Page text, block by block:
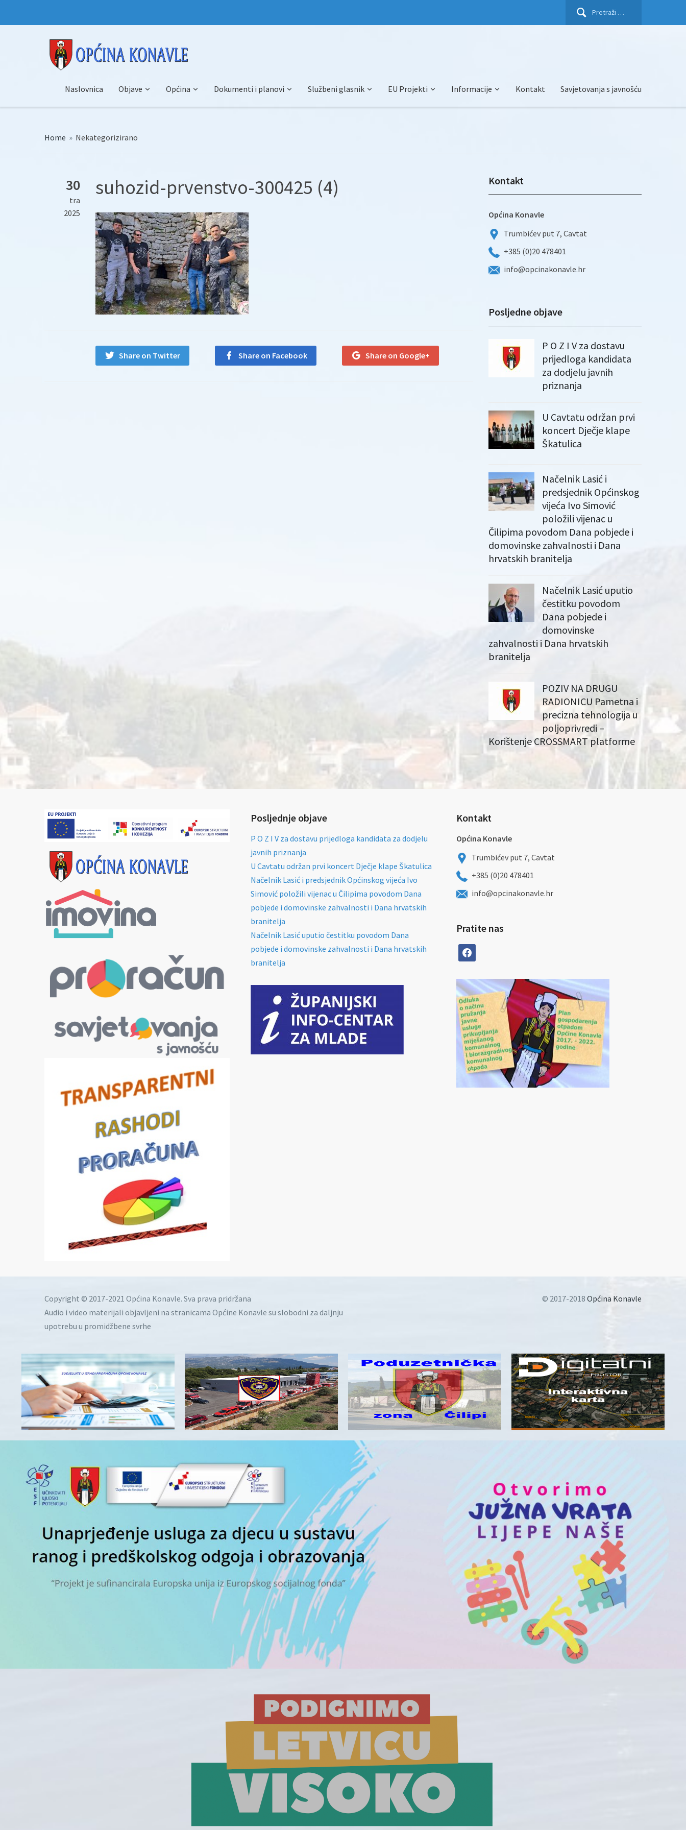
Pretraži:
Naslovnica Objave Općina Dokumenti i planovi Službeni glasnik EU Projekti Informacije Kontakt Savjetovanja s javnošću
Home » Nekategorizirano
30
tra
2025
suhozid-prvenstvo-300425 (4)
Share on Twitter Share on Facebook Share on Google+
Kontakt
Općina Konavle
Trumbićev put 7, Cavtat
+385 (0)20 478401
info@opcinakonavle.hr
Posljedne objave
P O Z I V za dostavu
prijedloga kandidata
za dodjelu javnih
priznanja
U Cavtatu održan prvi
koncert Dječje klape
Škatulica
Načelnik Lasić i
predsjednik Općinskog
vijeća Ivo Simović
položili vijenac u
Čilipima povodom Dana pobjede i
domovinske zahvalnosti i Dana
hrvatskih branitelja
Načelnik Lasić uputio
čestitku povodom
Dana pobjede i
domovinske
zahvalnosti i Dana hrvatskih
branitelja
POZIV NA DRUGU
RADIONICU Pametna i
precizna tehnologija u
poljoprivredi –
Korištenje CROSSMART platforme
Posljednje objave
P O Z I V za dostavu prijedloga kandidata za dodjelu
javnih priznanja
U Cavtatu održan prvi koncert Dječje klape Škatulica
Načelnik Lasić i predsjednik Općinskog vijeća Ivo
Simović položili vijenac u Čilipima povodom Dana
pobjede i domovinske zahvalnosti i Dana hrvatskih
branitelja
Načelnik Lasić uputio čestitku povodom Dana
pobjede i domovinske zahvalnosti i Dana hrvatskih
branitelja
Kontakt
Općina Konavle
Trumbićev put 7, Cavtat
+385 (0)20 478401
info@opcinakonavle.hr
Pratite nas
facebook
Copyright © 2017-2021 Općina Konavle. Sva prava pridržana
Audio i video materijali objavljeni na stranicama Općine Konavle su slobodni za daljnju
upotrebu u promidžbene svrhe
© 2017-2018 Općina Konavle